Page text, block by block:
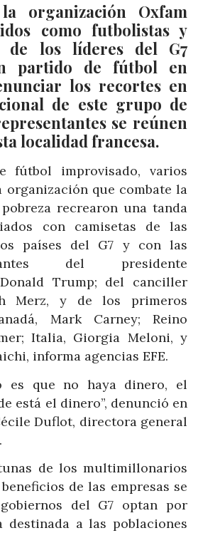
organización Oxfam
como futbolistas y
de los líderes del G7
partido de fútbol en
los recortes en
de este grupo de
se reúnen
localidad francesa.
fútbol improvisado, varios
que combate la
recrearon una tanda
con camisetas de las
países del G7 y con las
del presidente
Trump; del canciller
Merz, y de los primeros
Mark Carney; Reino
Italia, Giorgia Meloni, y
informa agencias EFE.
es que no haya dinero, el
está el dinero”, denunció en
Duflot, directora general
de los multimillonarios
de las empresas se
del G7 optan por
a las poblaciones